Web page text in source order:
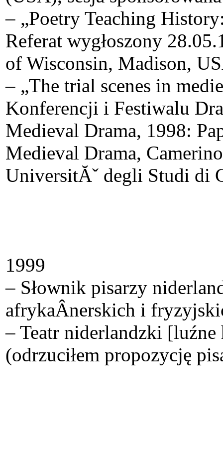
– „Poetry Teaching
Referat wygłoszony
of Wisconsin, Madison,
– „The trial scenes in
Konferencji i Festiwalu
Medieval Drama, 1998:
Medieval Drama,
UniversitĂˇ degli Studi di
1999
– Słownik pisarzy
afrykaÂ­nerskich i
– Teatr niderlandzki
(odrzuciłem propozycję